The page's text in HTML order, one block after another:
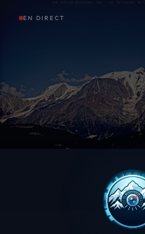
EN DIRECT